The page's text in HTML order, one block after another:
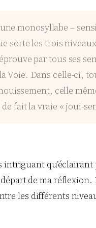
monosyllabe –
sorte les trois
par tous ses
Voie. Dans celle-ci,
celle
fait la vraie « joui-
de ma
les différents